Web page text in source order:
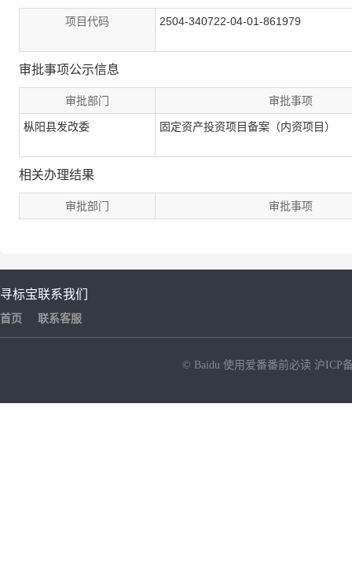
项目代码 2504-340722-04-01-861979
审批事项公示信息
审批部门 审批事项
枞阳县发改委 固定资产投资项目备案（内资项目）
相关办理结果
审批部门 审批事项
寻标宝
首页
联系我们
联系客服
© Baidu 使用爱番番前必读 沪ICP